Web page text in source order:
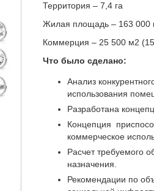
Территория – 7,4 га
Жилая площадь – 163 000
Коммерция – 25 500 м2
Что было сделано:
Анализ
использования
Разработана
Концепция
коммерческое
Расчет требуемого
назначения.
Рекомендации по